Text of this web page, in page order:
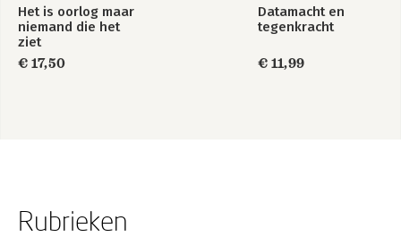
Het is oorlog maar
niemand die het
ziet
€ 17,50
Datamacht en
tegenkracht
€ 11,99
Rubrieken